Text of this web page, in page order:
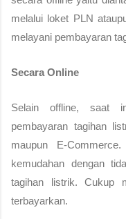
melalui loket PLN
melayani pembayaran
Secara Online
Selain offline, saat
pembayaran tagihan
maupun E-
kemudahan dengan
tagihan listrik. Cukup
terbayarkan.